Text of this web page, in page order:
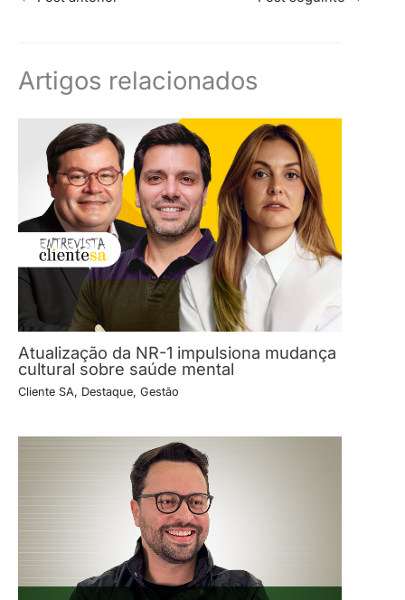
Artigos relacionados
Atualização da NR-1 impulsiona mudança
cultural sobre saúde mental
Cliente SA, Destaque, Gestão